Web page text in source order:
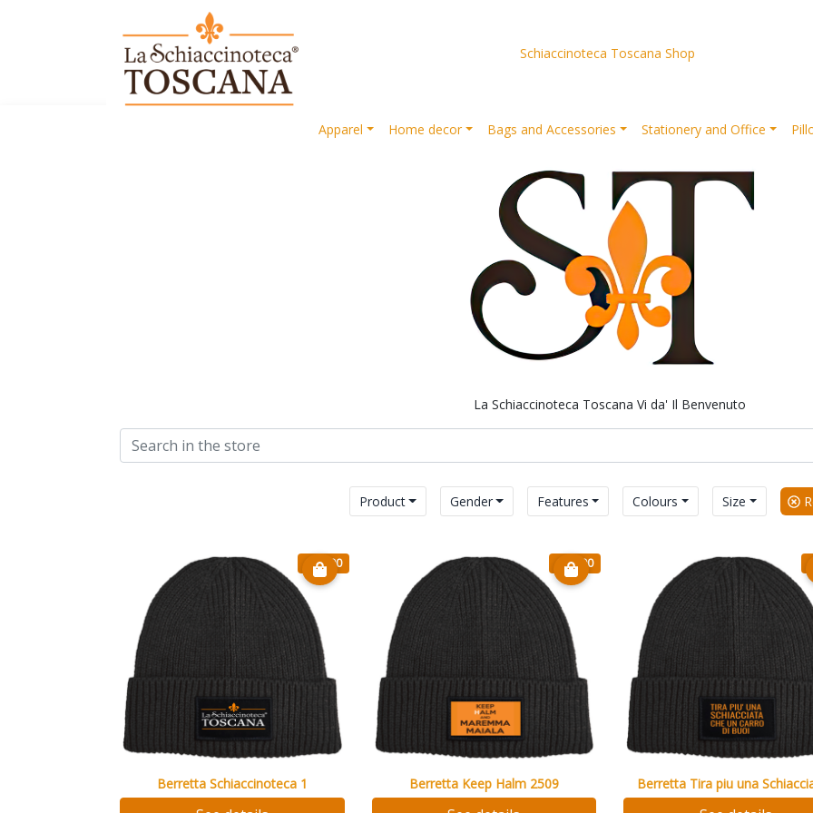
Schiaccinoteca Toscana Shop
Apparel Home decor Bags and Accessories Stationery and Office
La Schiaccinoteca Toscana Vi da' Il Benvenuto
€ 13.90
Berretta Schiaccinoteca 1
€ 13.90
Berretta Keep Halm 2509
Product Gender Features Colours Size